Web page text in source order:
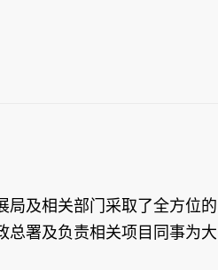
局及相关部门采取了全方位的
总署及负责相关项目同事为大